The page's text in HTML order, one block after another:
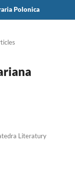
Polonica
Literatury